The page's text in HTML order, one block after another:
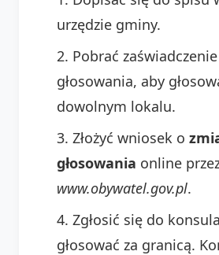
urzędzie gminy.
Pobrać
głosowania, aby
dowolnym lokalu.
Złożyć wniosek o
głosowania online
www.obywatel.gov.pl.
Zgłosić się do
głosować za granicą.